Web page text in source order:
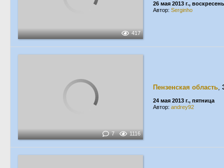
417
26 мая 2013 г.,
Автор: Serginho
7 1116
Пензенская область,
24 мая 2013 г., пятница
Автор: andrey92